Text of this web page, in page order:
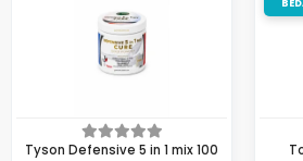
Tyson Defensive 5 in 1 mix 100